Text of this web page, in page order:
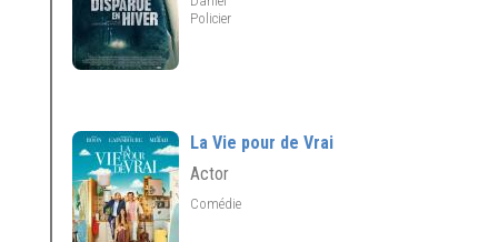
Policier
La Vie pour de Vrai
Actor
Comédie